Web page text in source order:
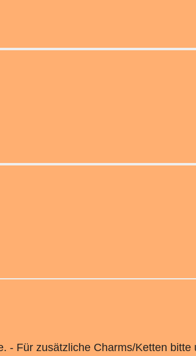
- Für zusätzliche Charms/Ketten